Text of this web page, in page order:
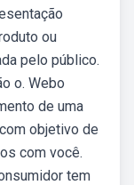
ou
pelo público.
o. Webo
de uma
objetivo de
com você.
tem